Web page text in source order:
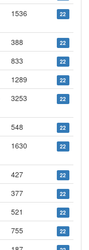
1536 22
388 22
833 22
1289 22
3253 22
548 22
1630 22
427 22
377 22
521 22
755 22